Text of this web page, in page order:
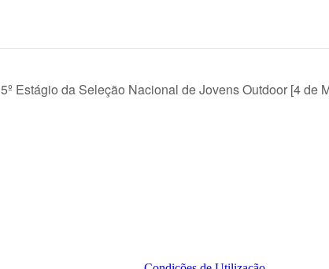
5º Estágio da Seleção Nacional de Jovens Outdoor [4 de